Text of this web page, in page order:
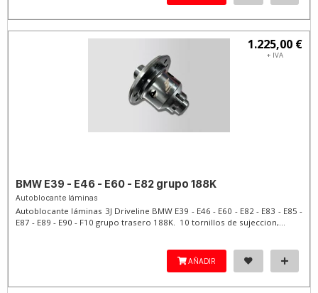
1.225,00 €
+ IVA
BMW E39 - E46 - E60 - E82 grupo 188K
Autoblocante láminas
Autoblocante láminas 3J Driveline BMW E39 - E46 - E60 - E82 - E83 - E85 -
E87 - E89 - E90 - F10 grupo trasero 188K. 10 tornillos de sujeccion,...
AÑADIR